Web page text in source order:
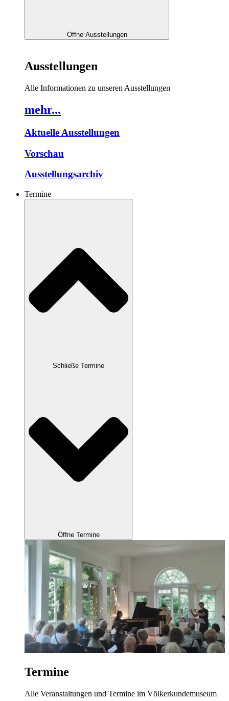
Öffne Ausstellungen
Ausstellungen
Alle Informationen zu unseren Ausstellungen
mehr...
Aktuelle Ausstellungen
Vorschau
Ausstellungsarchiv
Termine
Schließe Termine
Öffne Termine
Termine
Alle Veranstaltungen und Termine im Völkerkundemuseum